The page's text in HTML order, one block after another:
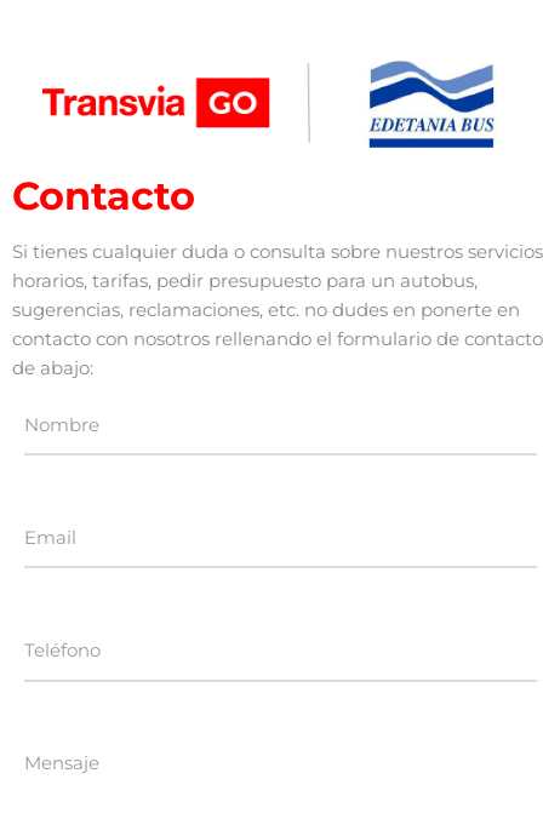
Contacto
Si tienes cualquier duda o consulta sobre nuestros
horarios, tarifas, pedir presupuesto para un autobus,
sugerencias, reclamaciones, etc. no dudes en ponerte en
contacto con nosotros rellenando el formulario de contacto
de abajo: